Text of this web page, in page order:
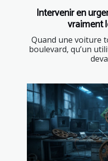
Intervenir en
vraiment
Quand une voiture
boulevard, qu’un